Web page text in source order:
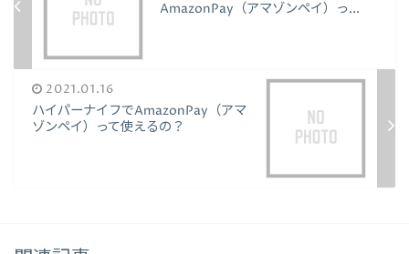
AmazonPay（アマゾンペイ）っ...
2021.01.16
ハイパーナイフでAmazonPay（アマ
ゾンペイ）って使えるの？